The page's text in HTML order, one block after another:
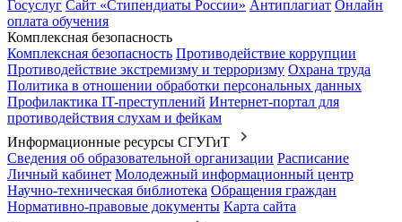
Госуслуг Сайт «Стипендиаты России» Антиплагиат Онлайн
оплата обучения
Комплексная безопасность
Комплексная безопасность Противодействие коррупции
Противодействие экстремизму и терроризму Охрана труда
Политика в отношении обработки персональных данных
Профилактика IT-преступлений Интернет-портал для
противодействия слухам и фейкам
Информационные ресурсы СГУГиТ
Сведения об образовательной организации Расписание
Личный кабинет Молодежный информационный центр
Научно-техническая библиотека Обращения граждан
Нормативно-правовые документы Карта сайта